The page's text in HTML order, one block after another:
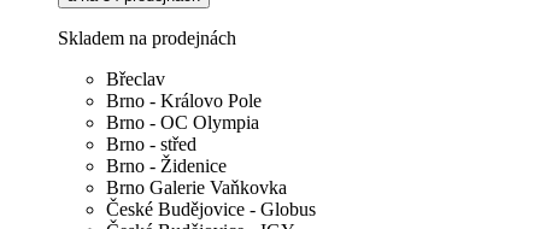
Skladem na prodejnách
Břeclav
Brno - Královo Pole
Brno - OC Olympia
Brno - střed
Brno - Židenice
Brno Galerie Vaňkovka
České Budějovice - Globus